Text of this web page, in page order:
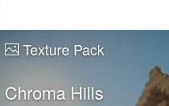
Texture Pack
Chroma Hills